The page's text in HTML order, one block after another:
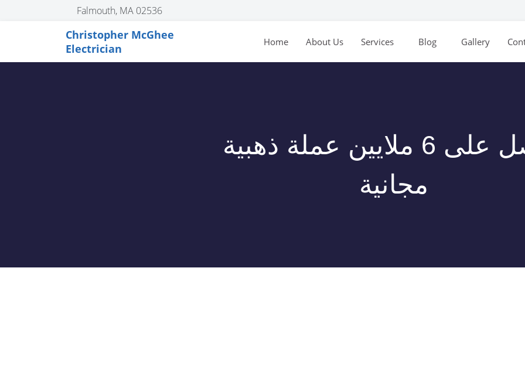
Falmouth, MA 02536
Christopher McGhee
Electrician
Home About Us Services Blog Gallery
احصل على 6 ملايين عملة ذهبية
مجانية